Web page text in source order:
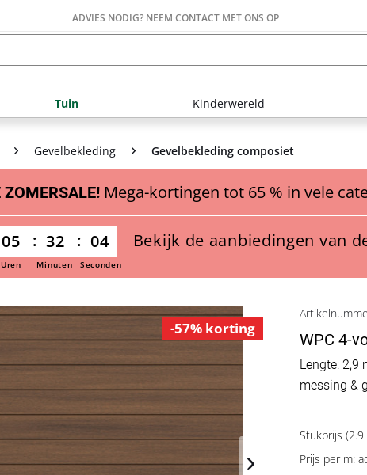
ADVIES NODIG? NEEM CONTACT MET ONS OP
Tuin Kinderwereld
Gevelbekleding Gevelbekleding composiet
ZOMERSALE! Mega-kortingen tot 65 % in vele
05 32 03
Uren Minuten Seconden
Bekijk de aanbiedingen van
-57% korting
WPC 4-
Lengte: 2,9
messing &
Stukprijs (2.9
Prijs per m: